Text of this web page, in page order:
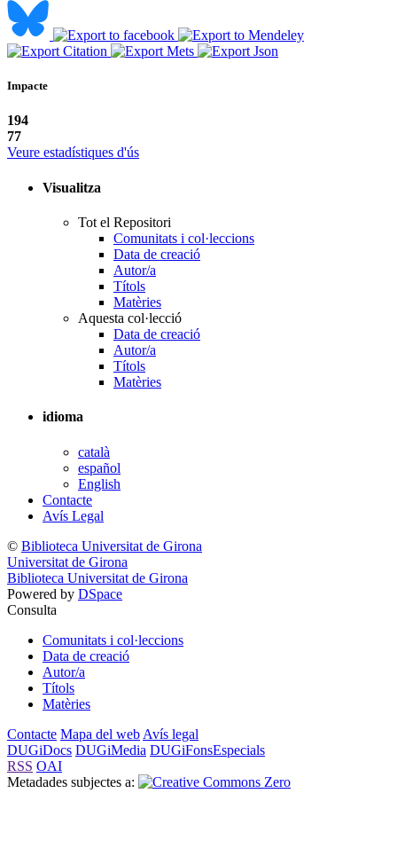
Impacte
194
77
Veure estadístiques d'ús
Visualitza
Tot el Repositori
Comunitats i col·leccions
Data de creació
Autor/a
Títols
Matèries
Aquesta col·lecció
Data de creació
Autor/a
Títols
Matèries
idioma
català
español
English
Contacte
Avís Legal
© Biblioteca Universitat de Girona
Universitat de Girona
Biblioteca Universitat de Girona
Powered by DSpace
Consulta
Comunitats i col·leccions
Data de creació
Autor/a
Títols
Matèries
Contacte Mapa del web Avís legal
DUGiDocs DUGiMedia DUGiFonsEspecials
RSS OAI
Metadades subjectes a: